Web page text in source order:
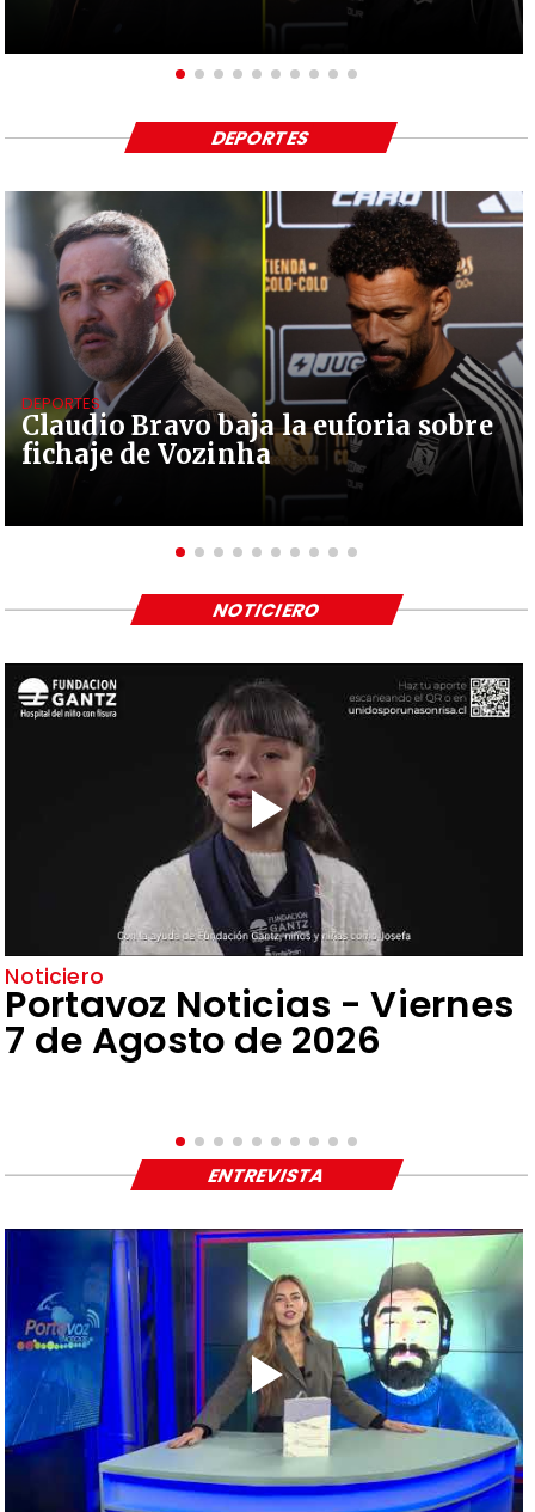
Claudio Bravo baja la euforia sobre
fichaje de Vozinha
DEPORTES
DEPORTES
Noticiero
Portavoz Noticias - Viernes
7 de Agosto de 2026
NOTICIERO
ENTREVISTA